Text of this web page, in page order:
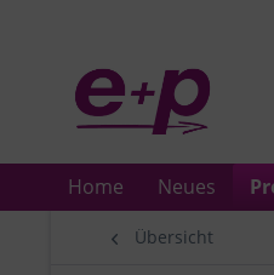
Home Neues
Übersicht